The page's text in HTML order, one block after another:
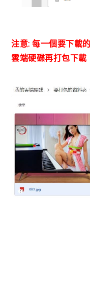
注意: 每一個要下載
雲端硬碟再打包下